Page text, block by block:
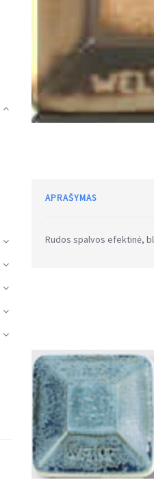
APRAŠYMAS
Rudos spalvos efektinė,